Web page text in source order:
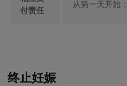
付责任
从第一天开始：
终止妊娠